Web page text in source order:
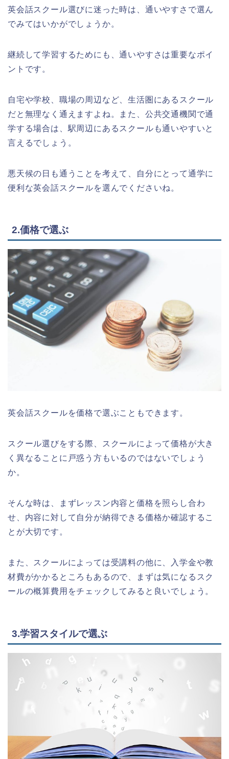
英会話スクール選びに迷った時は、通いやすさで選ん
でみてはいかがでしょうか。
継続して学習するためにも、通いやすさは重要なポイ
ントです。
自宅や学校、職場の周辺など、生活圏にあるスクール
だと無理なく通えますよね。また、公共交通機関で通
学する場合は、駅周辺にあるスクールも通いやすいと
言えるでしょう。
悪天候の日も通うことを考えて、自分にとって通学に
便利な英会話スクールを選んでくださいね。
2.価格で選ぶ
英会話スクールを価格で選ぶこともできます。
スクール選びをする際、スクールによって価格が大き
く異なることに戸惑う方もいるのではないでしょう
か。
そんな時は、まずレッスン内容と価格を照らし合わ
せ、内容に対して自分が納得できる価格か確認するこ
とが大切です。
また、スクールによっては受講料の他に、入学金や教
材費がかかるところもあるので、まずは気になるスク
ールの概算費用をチェックしてみると良いでしょう。
3.学習スタイルで選ぶ